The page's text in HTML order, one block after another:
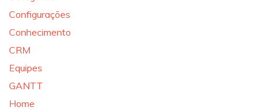
Configurações
Conhecimento
CRM
Equipes
GANTT
Home